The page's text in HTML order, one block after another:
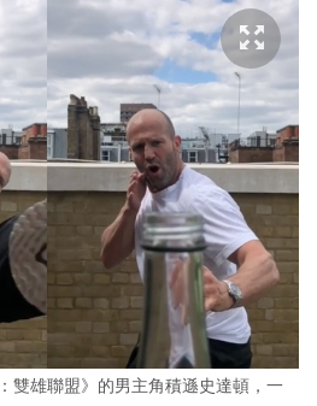
雙雄聯盟》的男主角積遜史達頓，一